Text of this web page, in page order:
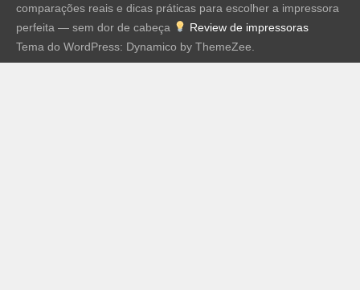
comparações reais e dicas práticas para escolher a impressora
perfeita — sem dor de cabeça
Review de impressoras
Tema do WordPress: Dynamico by ThemeZee.